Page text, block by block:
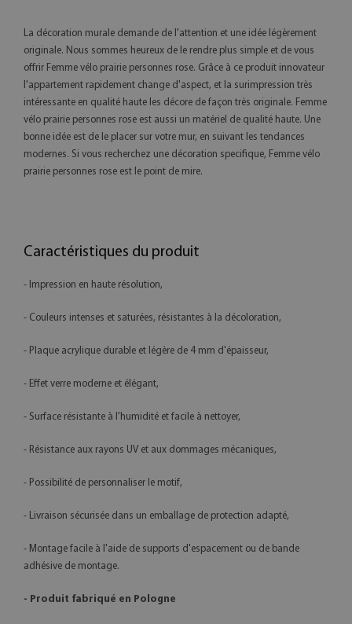
La décoration murale demande de l'attention et une idée légèrement
originale. Nous sommes heureux de le rendre plus simple et de vous
offrir Femme vélo prairie personnes rose. Grâce à ce produit innovateur
l'appartement rapidement change d'aspect, et la surimpression très
intéressante en qualité haute les décore de façon très originale. Femme
vélo prairie personnes rose est aussi un matériel de qualité haute. Une
bonne idée est de le placer sur votre mur, en suivant les tendances
modernes. Si vous recherchez une décoration specifique, Femme vélo
prairie personnes rose est le point de mire.
Caractéristiques du produit
- Impression en haute résolution,
- Couleurs intenses et saturées, résistantes à la décoloration,
- Plaque acrylique durable et légère de 4 mm d'épaisseur,
- Effet verre moderne et élégant,
- Surface résistante à l'humidité et facile à nettoyer,
- Résistance aux rayons UV et aux dommages mécaniques,
- Possibilité de personnaliser le motif,
- Livraison sécurisée dans un emballage de protection adapté,
- Montage facile à l'aide de supports d'espacement ou de bande
adhésive de montage.
- Produit fabriqué en Pologne